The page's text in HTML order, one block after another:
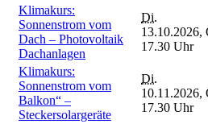
Klimakurs:
Sonnenstrom vom
Dach – Photovoltaik
Dachanlagen
Di.
13.10.2026,
17.30 Uhr
Klimakurs:
Sonnenstrom vom
Balkon“ –
Steckersolargeräte
Di.
10.11.2026,
17.30 Uhr